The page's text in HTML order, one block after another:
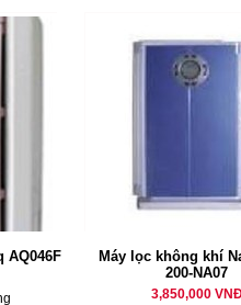
AQ046F
Máy lọc không khí
200-NA07
3,850,000